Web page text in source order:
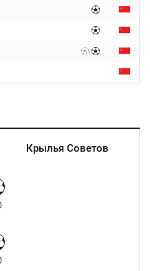
Крылья Советов